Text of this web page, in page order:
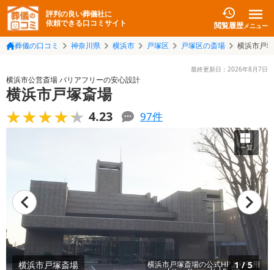
評判の良い葬儀社に
依頼できる口コミサイト
閲覧履歴メニュー
葬儀の口コミ 神奈川県 横浜市 戸塚区 戸塚区の斎場 横浜市戸
最終更新日： 2026年8月7日
横浜市公営斎場 バリアフリーの安心設計
横浜市戸塚斎場
★★★★★
★★★★★ 4.23 97件
横浜市戸塚斎場 横浜市戸塚斎場の公式HPより引用
一覧
1/5